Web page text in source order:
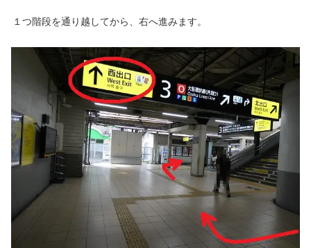
１つ階段を通り越してから、右へ進みます。